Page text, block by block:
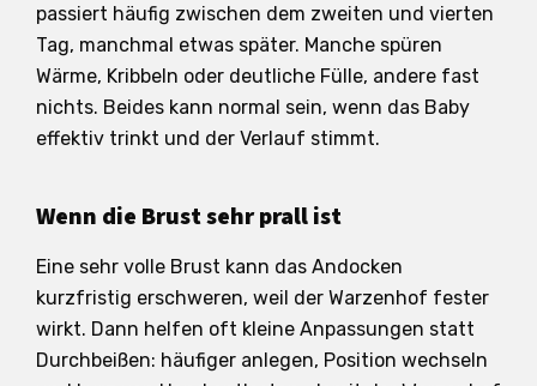
passiert häufig zwischen dem zweiten und vierten
Tag, manchmal etwas später. Manche spüren
Wärme, Kribbeln oder deutliche Fülle, andere fast
nichts. Beides kann normal sein, wenn das Baby
effektiv trinkt und der Verlauf stimmt.
Wenn die Brust sehr prall ist
Eine sehr volle Brust kann das Andocken
kurzfristig erschweren, weil der Warzenhof fester
wirkt. Dann helfen oft kleine Anpassungen statt
Durchbeißen: häufiger anlegen, Position wechseln